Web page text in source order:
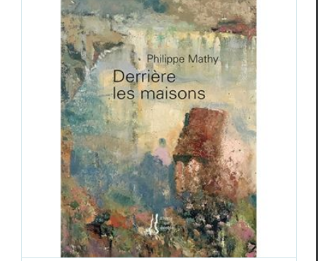
Philippe Mathy,Derrière les maisons
Critiques Philippe Mathy